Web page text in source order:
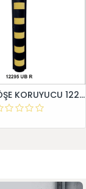
KOLON KÖŞE KORUYUCU 12295 UB R